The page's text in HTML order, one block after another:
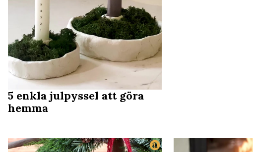
5 enkla julpyssel att göra
hemma